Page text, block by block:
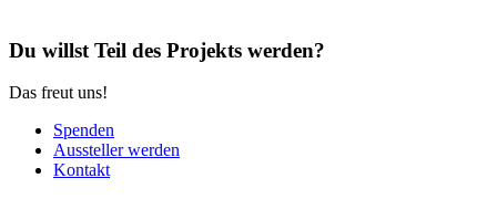
Du willst Teil des Projekts werden?
Das freut uns!
Spenden
Aussteller werden
Kontakt